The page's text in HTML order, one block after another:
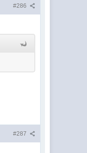
#286
#287